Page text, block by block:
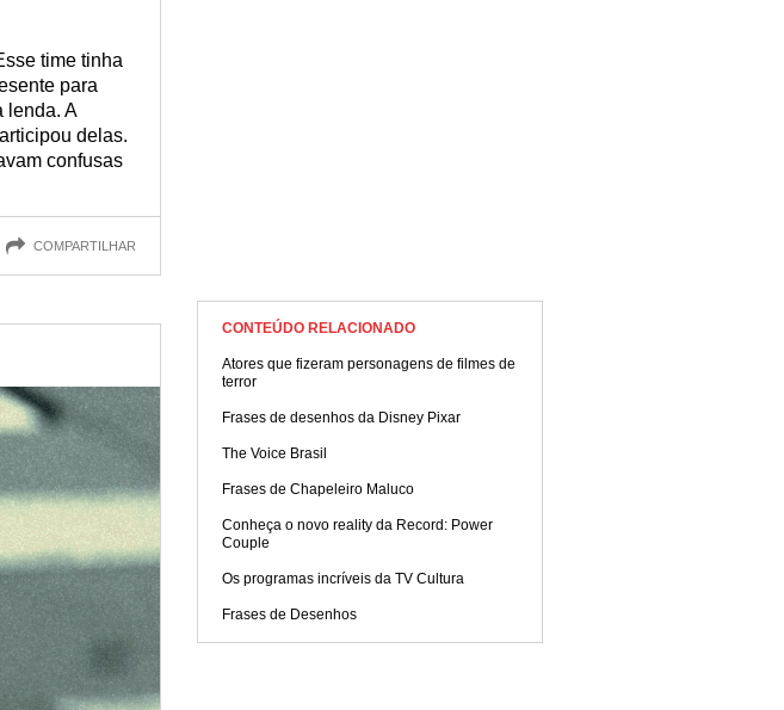
torne ainda mais fã com as melhores curiosidades
time tinha
para
lenda. A
delas.
confusas
COMPARTILHAR
CONTEÚDO RELACIONADO
Atores que fizeram personagens de filmes de
terror
Frases de desenhos da Disney Pixar
The Voice Brasil
Frases de Chapeleiro Maluco
Conheça o novo reality da Record: Power
Couple
Os programas incríveis da TV Cultura
Frases de Desenhos